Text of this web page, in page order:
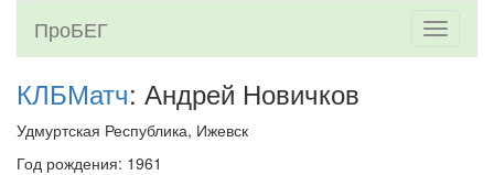
Toggle
ПроБЕГ
КЛБМатч: Андрей Новичков
Удмуртская Республика, Ижевск
Год рождения: 1961